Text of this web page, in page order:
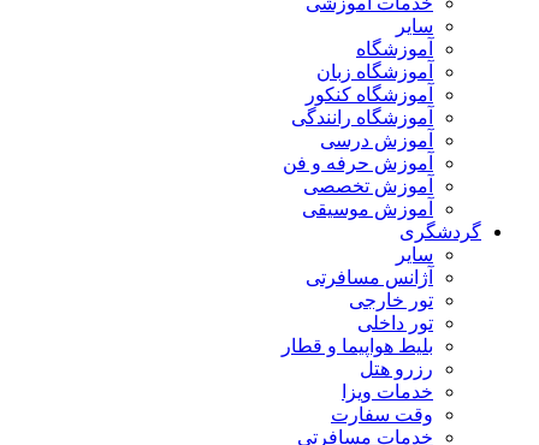
سایر
آموزشگاه
آموزشگاه زبان
آموزشگاه کنکور
آموزشگاه رانندگی
آموزش درسی
آموزش حرفه و فن
آموزش تخصصی
آموزش موسیقی
گردشگری
سایر
آژانس مسافرتی
تور خارجی
تور داخلی
بلیط هواپیما و قطار
رزرو هتل
خدمات ویزا
وقت سفارت
خدمات مسافرتی